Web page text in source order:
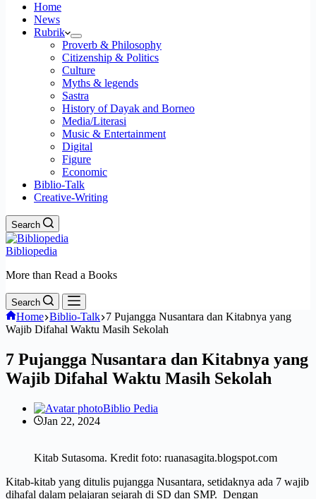
Home
News
Rubrik
Proverb & Philosophy
Citizenship & Politics
Culture
Myths & legends
Sastra
History of Dayak and Borneo
Media/Literasi
Music & Entertainment
Digital
Figure
Economic
Biblio-Talk
Creative-Writing
Search
Bibliopedia
More than Read a Books
Search
Home Biblio-Talk 7 Pujangga Nusantara dan Kitabnya yang
Wajib Difahal Waktu Masih Sekolah
7 Pujangga Nusantara dan Kitabnya yang
Wajib Difahal Waktu Masih Sekolah
Biblio Pedia
Jan 22, 2024
Kitab Sutasoma. Kredit foto: ruanasagita.blogspot.com
Kitab-kitab yang ditulis pujangga Nusantara, setidaknya ada 7 wajib
dihafal dalam pelajaran sejarah di SD dan SMP. Dengan